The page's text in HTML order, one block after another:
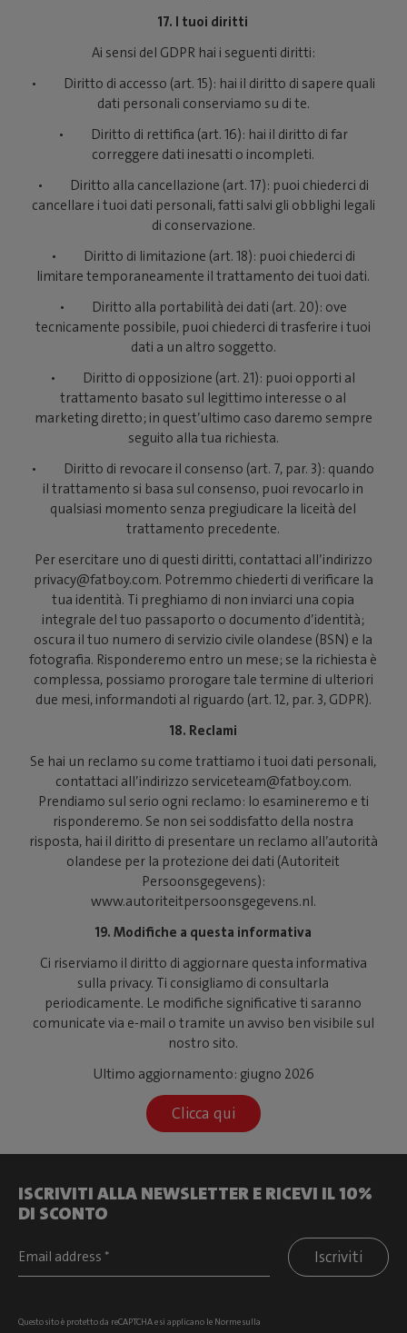
17. I tuoi diritti
Ai sensi del GDPR hai i seguenti diritti:
• Diritto di accesso (art. 15): hai il diritto di sapere quali
dati personali conserviamo su di te.
• Diritto di rettifica (art. 16): hai il diritto di far
correggere dati inesatti o incompleti.
• Diritto alla cancellazione (art. 17): puoi chiederci di
cancellare i tuoi dati personali, fatti salvi gli obblighi legali
di conservazione.
• Diritto di limitazione (art. 18): puoi chiederci di
limitare temporaneamente il trattamento dei tuoi dati.
• Diritto alla portabilità dei dati (art. 20): ove
tecnicamente possibile, puoi chiederci di trasferire i tuoi
dati a un altro soggetto.
• Diritto di opposizione (art. 21): puoi opporti al
trattamento basato sul legittimo interesse o al
marketing diretto; in quest’ultimo caso daremo sempre
seguito alla tua richiesta.
• Diritto di revocare il consenso (art. 7, par. 3): quando
il trattamento si basa sul consenso, puoi revocarlo in
qualsiasi momento senza pregiudicare la liceità del
trattamento precedente.
Per esercitare uno di questi diritti, contattaci all’indirizzo
privacy@fatboy.com. Potremmo chiederti di verificare la
tua identità. Ti preghiamo di non inviarci una copia
integrale del tuo passaporto o documento d’identità;
oscura il tuo numero di servizio civile olandese (BSN) e la
fotografia. Risponderemo entro un mese; se la richiesta è
complessa, possiamo prorogare tale termine di ulteriori
due mesi, informandoti al riguardo (art. 12, par. 3, GDPR).
18. Reclami
Se hai un reclamo su come trattiamo i tuoi dati personali,
contattaci all’indirizzo serviceteam@fatboy.com.
Prendiamo sul serio ogni reclamo: lo esamineremo e ti
risponderemo. Se non sei soddisfatto della nostra
risposta, hai il diritto di presentare un reclamo all’autorità
olandese per la protezione dei dati (Autoriteit
Persoonsgegevens):
www.autoriteitpersoonsgegevens.nl.
19. Modifiche a questa informativa
Ci riserviamo il diritto di aggiornare questa informativa
sulla privacy. Ti consigliamo di consultarla
periodicamente. Le modifiche significative ti saranno
comunicate via e-mail o tramite un avviso ben visibile sul
nostro sito.
Ultimo aggiornamento: giugno 2026
Clicca qui
ISCRIVITI ALLA NEWSLETTER E RICEVI IL 10%
DI SCONTO
Iscriviti
Questo sito è protetto da reCAPTCHA e si applicano le Norme sulla